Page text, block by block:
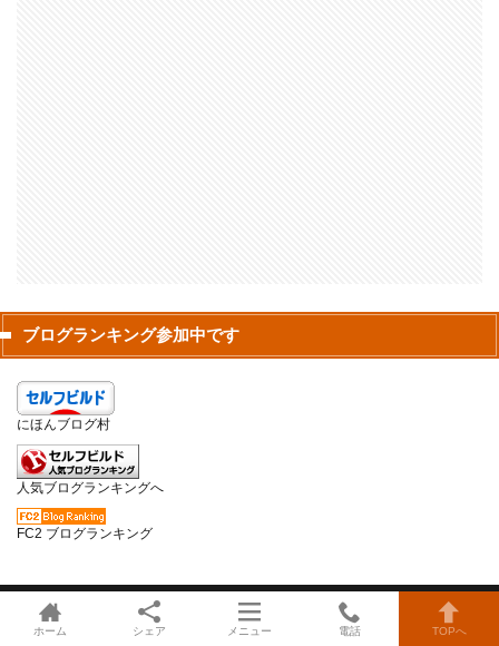
ブログランキング参加中です
にほんブログ村
人気ブログランキングへ
FC2 ブログランキング
🏠HOME 管理人について プライバシーポリシー
ホーム シェア メニュー 電話 TOPへ